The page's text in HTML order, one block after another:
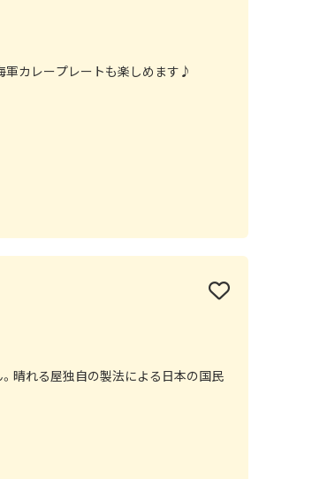
軍カレープレートも楽しめます♪
晴れる屋独自の製法による日本の国民